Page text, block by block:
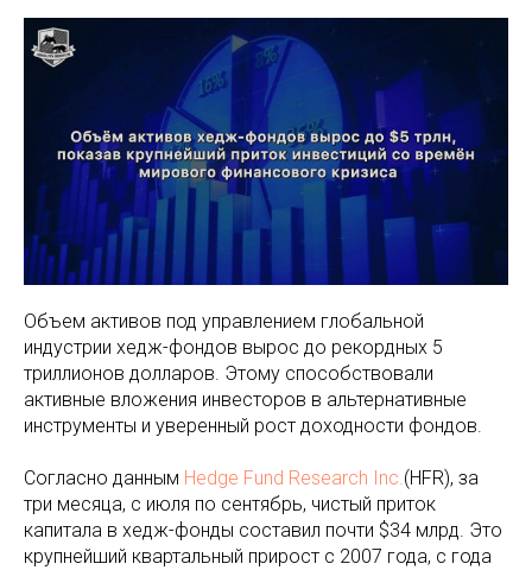
Объем активов под управлением глобальной
индустрии хедж-фондов вырос до рекордных 5
триллионов долларов. Этому способствовали
активные вложения инвесторов в альтернативные
инструменты и уверенный рост доходности фондов.
Согласно данным Hedge Fund Research Inc.(HFR), за
три месяца, с июля по сентябрь, чистый приток
капитала в хедж-фонды составил почти $34 млрд. Это
крупнейший квартальный прирост с 2007 года, с года